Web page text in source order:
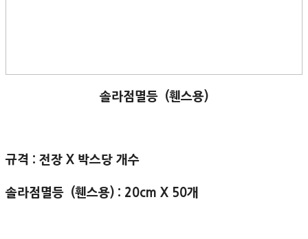
솔라점멸등 (휀스용)
규격 : 전장 X 박스당 개수
솔라점멸등 (휀스용) : 20cm X 50개